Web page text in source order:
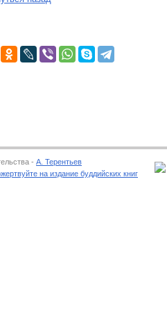
- А. Терентьев
на издание буддийских книг